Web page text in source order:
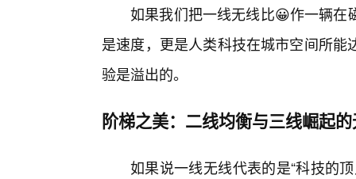
如果我们把一线无线比😀作一辆在
是速度，更是人类科技在城市空间所
验是溢出的。
阶梯之美：二线均衡与三线崛起
如果说一线无线代表的是“科技的